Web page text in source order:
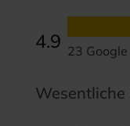
4.9 23